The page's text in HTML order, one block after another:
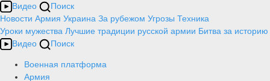
Видео
Поиск
Новости Армия Украина За рубежом Угрозы Техника
Уроки мужества Лучшие традиции русской армии Битва за историю
Видео
Поиск
Военная платформа
Армия